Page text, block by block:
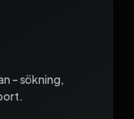
– sökning,